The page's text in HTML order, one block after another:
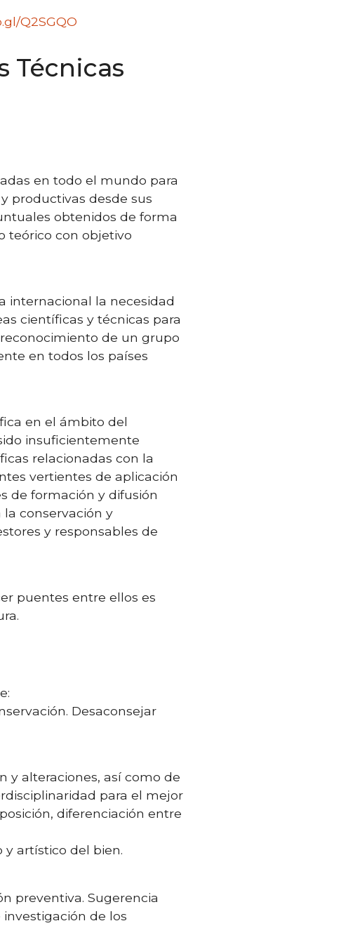
Q2SGQO
Técnicas
en todo el mundo para
productivas desde sus
obtenidos de forma
teórico con objetivo
internacional la necesidad
científicas y técnicas para
de un grupo
en todos los países
en el ámbito del
insuficientemente
relacionadas con la
vertientes de aplicación
de formación y difusión
conservación y
y responsables de
puentes entre ellos es
Desaconsejar
y alteraciones, así como de
para el mejor
diferenciación entre
artístico del bien.
preventiva. Sugerencia
de los